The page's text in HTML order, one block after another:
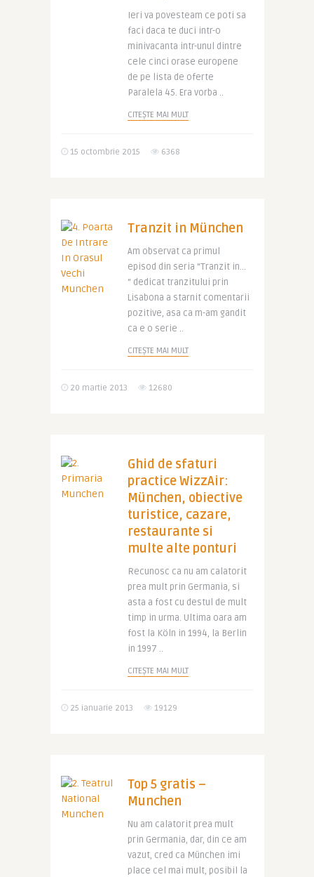
Ieri va povesteam ce poti sa
faci daca te duci intr-o
minivacanta intr-unul dintre
cele cinci orase europene
de pe lista de oferte
Paralela 45. Era vorba ..
CITEȘTE MAI MULT
15 octombrie 2015 6368
Tranzit in München
Am observat ca primul
episod din seria “Tranzit in…
“ dedicat tranzitului prin
Lisabona a starnit comentarii
pozitive, asa ca m-am gandit
ca e o serie ..
CITEȘTE MAI MULT
20 martie 2013 12680
Ghid de sfaturi
practice WizzAir:
München, obiective
turistice, cazare,
restaurante si
multe alte ponturi
Recunosc ca nu am calatorit
prea mult prin Germania, si
asta a fost cu destul de mult
timp in urma. Ultima oara am
fost la Köln in 1994, la Berlin
in 1997 ..
CITEȘTE MAI MULT
25 ianuarie 2013 19129
Top 5 gratis –
Munchen
Nu am calatorit prea mult
prin Germania, dar, din ce am
vazut, cred ca München imi
place cel mai mult, posibil la